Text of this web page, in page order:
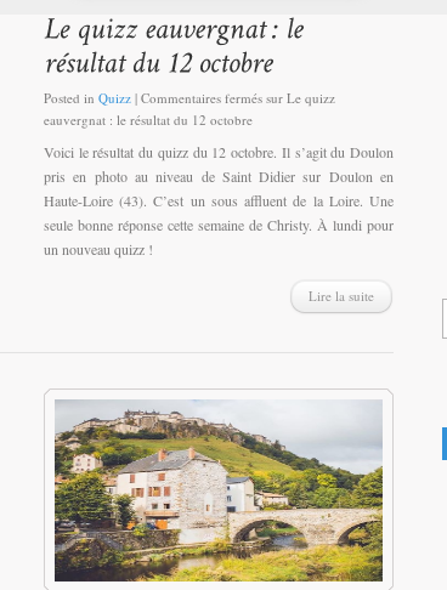
Posted in Quizz | Commentaires fermés sur Le quizz
eauvergnat : le résultat du 12 octobre
Voici le résultat du quizz du 12 octobre. Il s’agit du Doulon
pris en photo au niveau de Saint Didier sur Doulon en
Haute-Loire (43). C’est un sous affluent de la Loire. Une
seule bonne réponse cette semaine de Christy. À lundi pour
un nouveau quizz !
Lire la suite